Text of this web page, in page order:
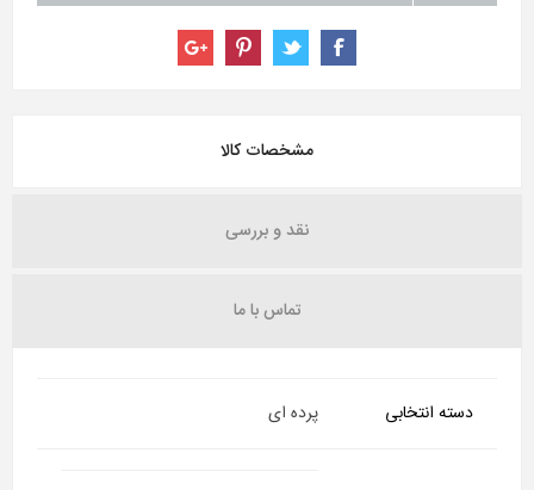
مشخصات کالا
نقد و بررسی
تماس با ما
دسته انتخابی پرده ای